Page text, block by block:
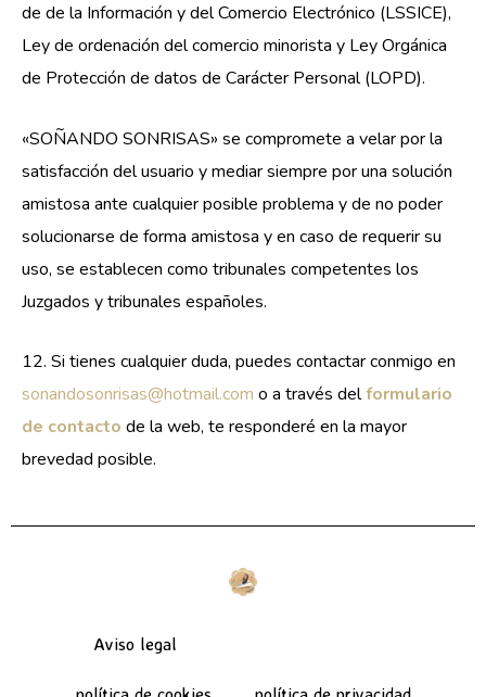
de de la Información y del Comercio Electrónico (LSSICE),
Ley de ordenación del comercio minorista y Ley Orgánica
de Protección de datos de Carácter Personal (LOPD).
«SOÑANDO SONRISAS» se compromete a velar por la
satisfacción del usuario y mediar siempre por una solución
amistosa ante cualquier posible problema y de no poder
solucionarse de forma amistosa y en caso de requerir su
uso, se establecen como tribunales competentes los
Juzgados y tribunales españoles.
12. Si tienes cualquier duda, puedes contactar conmigo en
sonandosonrisas@hotmail.com o a través delformulario
de contacto de la web, te responderé en la mayor
brevedad posible.
Aviso legal